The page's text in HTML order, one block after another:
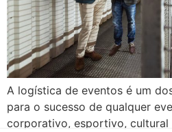
A logística de eventos é um
para o sucesso de qualquer
corporativo, esportivo, cultural